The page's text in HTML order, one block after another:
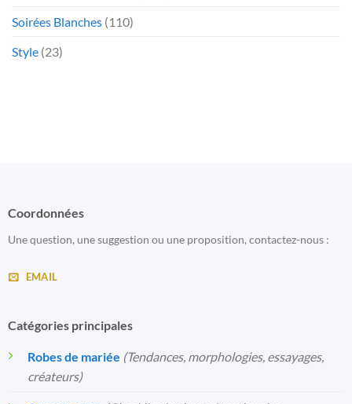
Soirées Blanches (110)
Style (23)
Coordonnées
Une question, une suggestion ou une proposition, contactez-nous :
EMAIL
Catégories principales
Robes de mariée (Tendances, morphologies, essayages,
créateurs)